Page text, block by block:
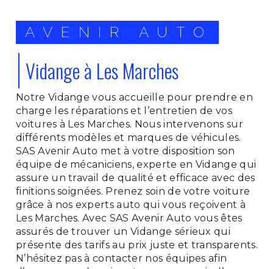
AVENIR AUTO
Vidange à Les Marches
Notre Vidange vous accueille pour prendre en
charge les réparations et l’entretien de vos
voitures à Les Marches. Nous intervenons sur
différents modèles et marques de véhicules.
SAS Avenir Auto met à votre disposition son
équipe de mécaniciens, experte en Vidange qui
assure un travail de qualité et efficace avec des
finitions soignées. Prenez soin de votre voiture
grâce à nos experts auto qui vous reçoivent à
Les Marches. Avec SAS Avenir Auto vous êtes
assurés de trouver un Vidange sérieux qui
présente des tarifs au prix juste et transparents.
N’hésitez pas à contacter nos équipes afin